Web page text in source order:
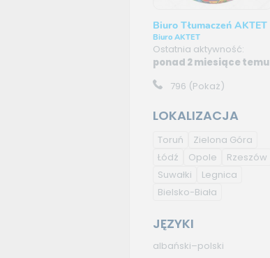
Biuro Tłumaczeń AKTET
Biuro AKTET
Ostatnia aktywność:
ponad 2 miesiące temu
796 (Pokaż)
LOKALIZACJA
Toruń
Zielona Góra
Łódź
Opole
Rzeszów
Suwałki
Legnica
Bielsko-Biała
JĘZYKI
albański–polski